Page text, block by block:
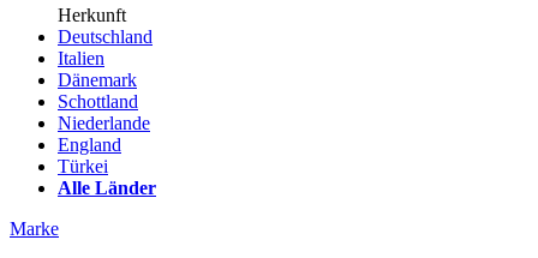
Herkunft
Deutschland
Italien
Dänemark
Schottland
Niederlande
England
Türkei
Alle Länder
Marke